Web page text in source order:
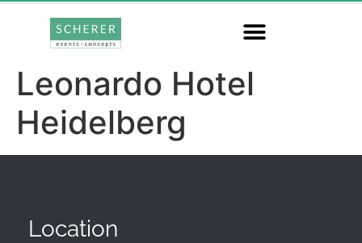
Leonardo Hotel
Heidelberg
Location